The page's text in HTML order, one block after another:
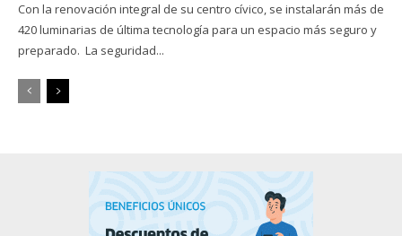
Con la renovación integral de su centro cívico, se instalarán más de
420 luminarias de última tecnología para un espacio más seguro y
preparado. La seguridad...